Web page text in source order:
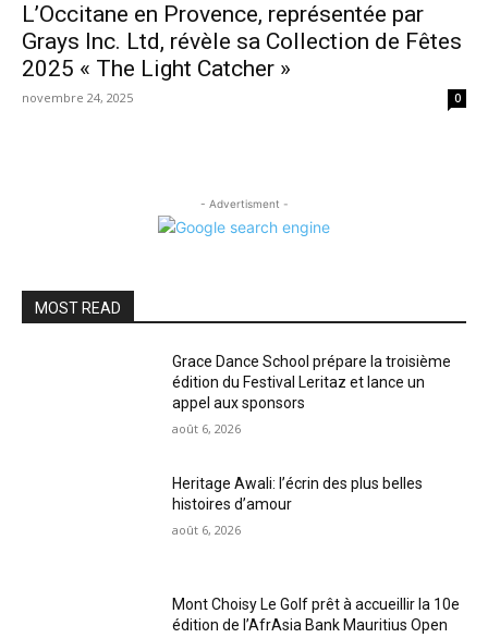
L’Occitane en Provence, représentée par
Grays Inc. Ltd, révèle sa Collection de Fêtes
2025 « The Light Catcher »
novembre 24, 2025 0
- Advertisment -
MOST READ
Grace Dance School prépare la troisième
édition du Festival Leritaz et lance un
appel aux sponsors
août 6, 2026
Heritage Awali: l’écrin des plus belles
histoires d’amour
août 6, 2026
Mont Choisy Le Golf prêt à accueillir la 10e
édition de l’AfrAsia Bank Mauritius Open